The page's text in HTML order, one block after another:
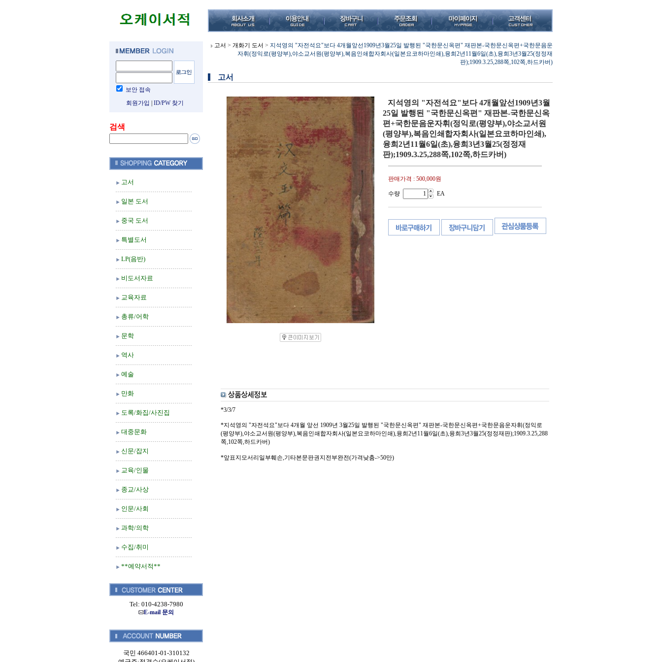
보안 접속
회원가입
ID/PW 찾기
검색
고서
일본 도서
중국 도서
특별도서
LP(음반)
비도서자료
교육자료
총류/어학
문학
역사
예술
만화
도록/화집/사진집
대중문화
신문/잡지
교육/인물
종교/사상
인문/사회
과학/의학
수집/취미
**예약서적**
Tel: 010-4238-7980
E-mail 문의
국민 466401-01-310132
고서 > 개화기 도서 > 지석영의 "자전석요"보다 4개월앞선1909년3월25일 발행된 "국한문신옥편" 재판본-국한문신옥편+국한문음운
자휘(정익로(평양부),야소교서원(평양부),복음인쇄합자회사(일본요코하마인쇄),융희2년11월6일(초),융희3년3월25(정정재
판);1909.3.25,288쪽,102쪽,하드카버)
고서
지석영의 "자전석요"보다 4개월앞선1909년3월
25일 발행된 "국한문신옥편" 재판본-국한문신옥
편+국한문음운자휘(정익로(평양부),야소교서원
(평양부),복음인쇄합자회사(일본요코하마인쇄),
융희2년11월6일(초),융희3년3월25(정정재
판);1909.3.25,288쪽,102쪽,하드카버)
판매가격 : 500,000원
수량 EA
*3/3/7
*지석영의 "자전석요"보다 4개월 앞선 1909년 3월25일 발행된 "국한문신옥편" 재판본-국한문신옥편+국한문음운자휘(정익로
(평양부),야소교서원(평양부),복음인쇄합자회사(일본요코하마인쇄),융희2년11월6일(초),융희3년3월25(정정재판);1909.3.25,288
쪽,102쪽,하드카버)
*앞표지모서리일부훼손,기타본문판권지전부완전(가격낮춤->50만)